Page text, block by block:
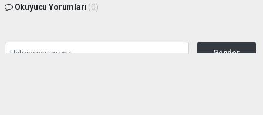
Okuyucu Yorumları (0)
Gönder